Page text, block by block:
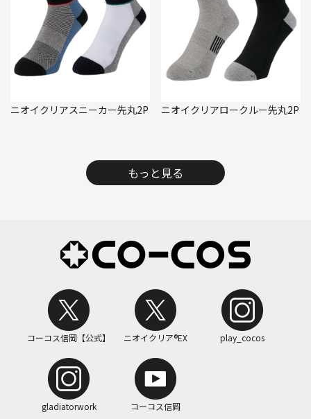
ニオイクリアスニーカー先丸2P ニオイクリアロークルー先丸2P
もっと見る
コーコス信岡【公式】 ニオイクリア®EX play_cocos
gladiatorwork コーコス信岡